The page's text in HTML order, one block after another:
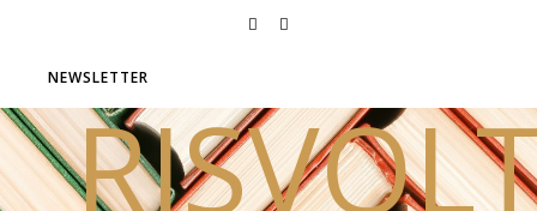
NEWSLETTER